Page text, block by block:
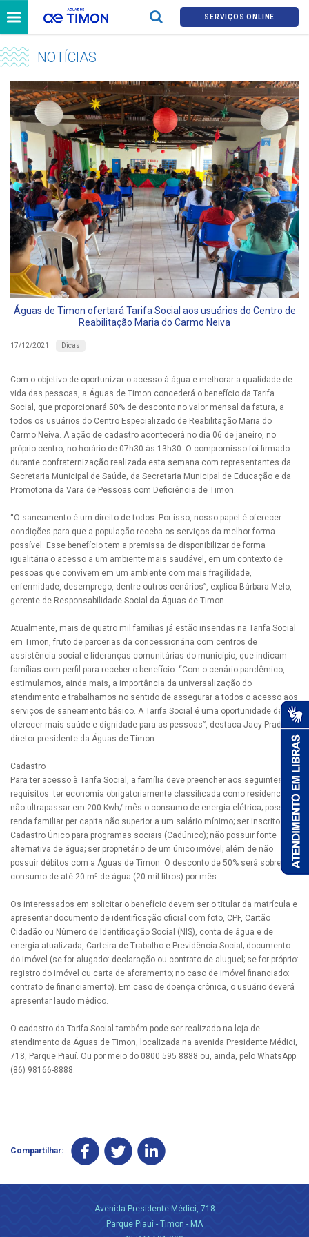
SERVIÇOS ONLINE
NOTÍCIAS
Águas de Timon ofertará Tarifa Social aos usuários do Centro de
Reabilitação Maria do Carmo Neiva
17/12/2021 Dicas
Com o objetivo de oportunizar o acesso à água e melhorar a qualidade de
vida das pessoas, a Águas de Timon concederá o benefício da Tarifa
Social, que proporcionará 50% de desconto no valor mensal da fatura, a
todos os usuários do Centro Especializado de Reabilitação Maria do
Carmo Neiva. A ação de cadastro acontecerá no dia 06 de janeiro, no
próprio centro, no horário de 07h30 às 13h30. O compromisso foi firmado
durante confraternização realizada esta semana com representantes da
Secretaria Municipal de Saúde, da Secretaria Municipal de Educação e da
Promotoria da Vara de Pessoas com Deficiência de Timon.
“O saneamento é um direito de todos. Por isso, nosso papel é oferecer
condições para que a população receba os serviços da melhor forma
possível. Esse benefício tem a premissa de disponibilizar de forma
igualitária o acesso a um ambiente mais saudável, em um contexto de
pessoas que convivem em um ambiente com mais fragilidade,
enfermidade, desemprego, dentre outros cenários”, explica Bárbara Melo,
gerente de Responsabilidade Social da Águas de Timon.
Atualmente, mais de quatro mil famílias já estão inseridas na Tarifa Social
em Timon, fruto de parcerias da concessionária com centros de
assistência social e lideranças comunitárias do município, que indicam
famílias com perfil para receber o benefício. “Com o cenário pandêmico,
estimulamos, ainda mais, a importância da universalização do
atendimento e trabalhamos no sentido de assegurar a todos o acesso aos
serviços de saneamento básico. A Tarifa Social é uma oportunidade de
oferecer mais saúde e dignidade para as pessoas”, destaca Jacy Prado,
diretor-presidente da Águas de Timon.
Cadastro
Para ter acesso à Tarifa Social, a família deve preencher aos seguintes
requisitos: ter economia obrigatoriamente classificada como residencial;
não ultrapassar em 200 Kwh/ mês o consumo de energia elétrica; possuir
renda familiar per capita não superior a um salário mínimo; ser inscrito no
Cadastro Único para programas sociais (Cadúnico); não possuir fonte
alternativa de água; ser proprietário de um único imóvel; além de não
possuir débitos com a Águas de Timon. O desconto de 50% será sobre o
consumo de até 20 m³ de água (20 mil litros) por mês.
Os interessados em solicitar o benefício devem ser o titular da matrícula e
apresentar documento de identificação oficial com foto, CPF, Cartão
Cidadão ou Número de Identificação Social (NIS), conta de água e de
energia atualizada, Carteira de Trabalho e Previdência Social; documento
do imóvel (se for alugado: declaração ou contrato de aluguel; se for próprio:
registro do imóvel ou carta de aforamento; no caso de imóvel financiado:
contrato de financiamento). Em caso de doença crônica, o usuário deverá
apresentar laudo médico.
O cadastro da Tarifa Social também pode ser realizado na loja de
atendimento da Águas de Timon, localizada na avenida Presidente Médici,
718, Parque Piauí. Ou por meio do 0800 595 8888 ou, ainda, pelo WhatsApp
(86) 98166-8888.
Compartilhar:
Avenida Presidente Médici, 718
Parque Piauí - Timon - MA